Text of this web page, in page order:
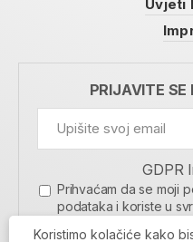
Uvjeti
PRIJAVITE
GDPR
Prihvaćam da se moji
podataka i koriste u
Koristimo kolačiće kako